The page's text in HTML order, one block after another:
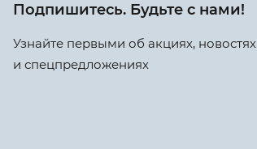
Подпишитесь. Будьте с нами!
Узнайте первыми об акциях, новостях
и спецпредложениях